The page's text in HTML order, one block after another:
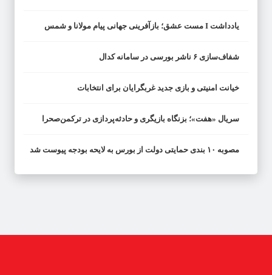
یادداشت I مست عشق؛ بازآفرینی جهانی پیام مولانا و شمس
شفاف‌سازی ۶ ناشر بورسی در سامانه کدال
خیانت امنیتی و بازی جدید غربگرایان برای انتخابات
سریال «هفت»؛ بزنگاه بازیگری و حادثه‌پردازی در ترکمن‌صحرا
مصوبه ۱۰ بندی حمایتی دولت از بورس به لایحه بودجه پیوست شد